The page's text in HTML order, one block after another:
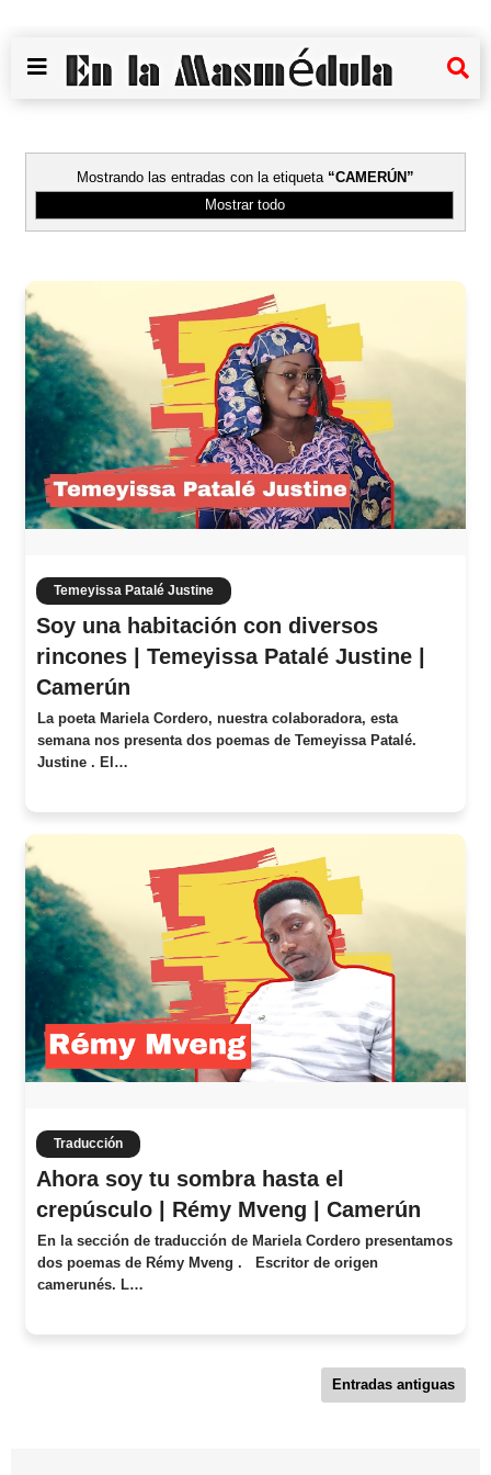
Mostrando las entradas con la etiqueta
CAMERÚN
Mostrar todo
Temeyissa Patalé Justine
Soy una habitación con diversos
rincones | Temeyissa Patalé Justine |
Camerún
La poeta Mariela Cordero, nuestra colaboradora, esta
semana nos presenta dos poemas de Temeyissa Patalé.
Justine . El…
Traducción
Ahora soy tu sombra hasta el
crepúsculo | Rémy Mveng | Camerún
En la sección de traducción de Mariela Cordero presentamos
dos poemas de Rémy Mveng . Escritor de origen
camerunés. L…
Entradas antiguas